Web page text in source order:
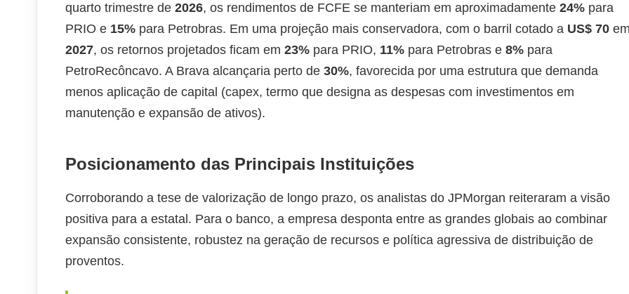
quarto trimestre de 2026, os rendimentos de FCFE se manteriam em aproximadamente 24% para
PRIO e 15% para Petrobras. Em uma projeção mais conservadora, com o barril cotado a US$ 70
2027, os retornos projetados ficam em 23% para PRIO, 11% para Petrobras e 8% para
PetroRecôncavo. A Brava alcançaria perto de 30%, favorecida por uma estrutura que demanda
menos aplicação de capital (capex, termo que designa as despesas com investimentos em
manutenção e expansão de ativos).
Posicionamento das Principais Instituições
Corroborando a tese de valorização de longo prazo, os analistas do JPMorgan reiteraram a visão
positiva para a estatal. Para o banco, a empresa desponta entre as grandes globais ao combinar
expansão consistente, robustez na geração de recursos e política agressiva de distribuição de
proventos.